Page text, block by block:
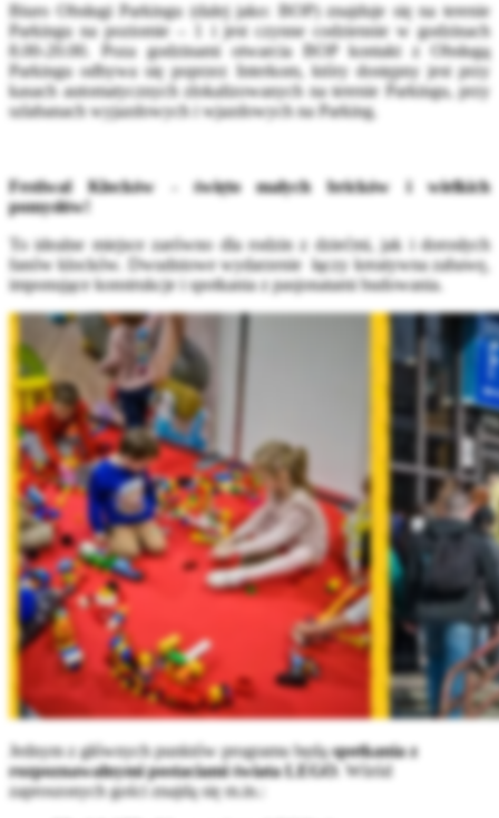
Biuro Obsługi Parkingu (dalej jako: BOP) znajduje się na terenie
Parkingu na poziomie – 1 i jest czynne codziennie w godzinach
8.00-20.00. Poza godzinami otwarcia BOP kontakt z Obsługą
Parkingu odbywa się poprzez Interkom, który dostępny jest przy
kasach automatycznych zlokalizowanych na terenie Parkingu, przy
szlabanach wyjazdowych i wjazdowych na Parking.
Festiwal Klocków - święto małych bricków i wielkich
pomysłów!
To idealne miejsce zarówno dla rodzin z dziećmi, jak i dorosłych
fanów klocków. Dwudniowe wydarzenie łączy kreatywna zabawę,
imponujące konstrukcje i spotkania z pasjonatami budowania.
Jednym z głównych punktów programu będąspotkania z
rozpoznawalnymi postaciami świata LEGO. Wśród
zaproszonych gości znajdą się m.in.: